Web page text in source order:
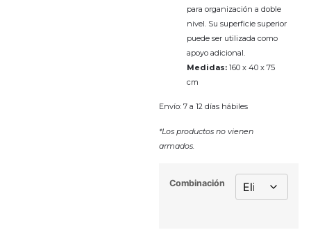
para organización a doble
nivel. Su superficie superior
puede ser utilizada como
apoyo adicional.
Medidas: 160 x 40 x 75
cm
Envío: 7 a 12 días hábiles
*Los productos no vienen
armados.
Combinación